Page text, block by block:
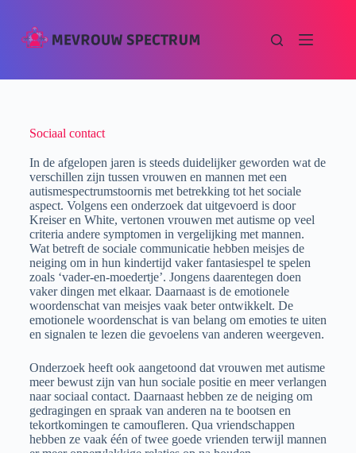
Sociaal contact
In de afgelopen jaren is steeds duidelijker geworden wat de
verschillen zijn tussen vrouwen en mannen met een
autismespectrumstoornis met betrekking tot het sociale
aspect. Volgens een onderzoek dat uitgevoerd is door
Kreiser en White, vertonen vrouwen met autisme op veel
criteria andere symptomen in vergelijking met mannen.
Wat betreft de sociale communicatie hebben meisjes de
neiging om in hun kindertijd vaker fantasiespel te spelen
zoals ‘vader-en-moedertje’. Jongens daarentegen doen
vaker dingen met elkaar. Daarnaast is de emotionele
woordenschat van meisjes vaak beter ontwikkelt. De
emotionele woordenschat is van belang om emoties te uiten
en signalen te lezen die gevoelens van anderen weergeven.
Onderzoek heeft ook aangetoond dat vrouwen met autisme
meer bewust zijn van hun sociale positie en meer verlangen
naar sociaal contact. Daarnaast hebben ze de neiging om
gedragingen en spraak van anderen na te bootsen en
tekortkomingen te camoufleren. Qua vriendschappen
hebben ze vaak één of twee goede vrienden terwijl mannen